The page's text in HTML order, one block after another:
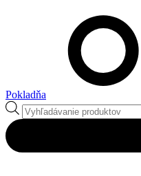
Pokladňa
Products
search